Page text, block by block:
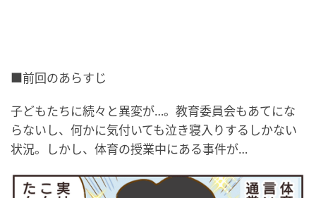
■前回のあらすじ
子どもたちに続々と異変が…。教育委員会もあてにな
らないし、何かに気付いても泣き寝入りするしかない
状況。しかし、体育の授業中にある事件が…